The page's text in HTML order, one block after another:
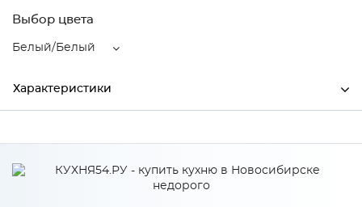
Выбор цвета
Белый/Белый
Характеристики
Высота 480